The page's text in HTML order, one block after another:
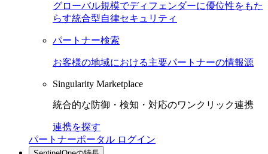
グローバル規模でディフェンダーに優位性をもた
らす統合型自律セキュリティ
パートナー検索
お客様の地域における主要パートナーの情報源
Singularity Marketplace
統合的な防御・検知・対応のワンクリック連携
連携を探す
パートナーポータル ログイン